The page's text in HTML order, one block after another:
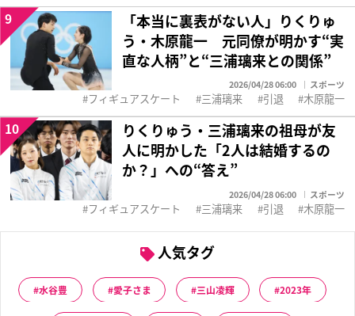
「本当に裏表がない人」りくりゅ
う・木原龍一 元同僚が明かす“実
直な人柄”と“三浦璃来との関係”
2026/04/28 06:00 スポーツ
9
フィギュアスケート 三浦璃来 引退 木原龍一
りくりゅう・三浦璃来の祖母が友
人に明かした「2人は結婚するの
か？」への“答え”
2026/04/28 06:00 スポーツ
10
フィギュアスケート 三浦璃来 引退 木原龍一
人気タグ
水谷豊 愛子さま 三山凌輝 2023年